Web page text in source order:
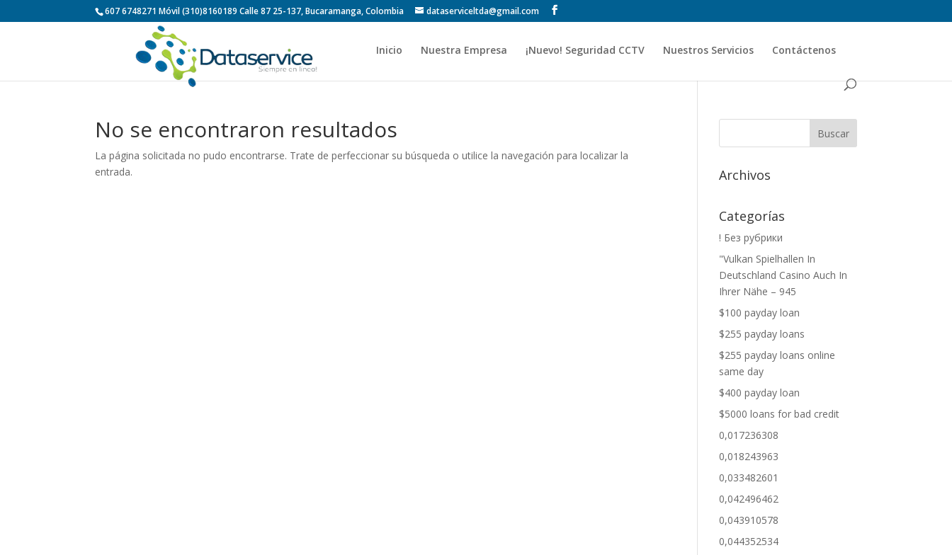
607 6748271 Móvil (310)8160189 Calle 87 25-137, Bucaramanga, Colombia dataserviceltda@gmail.com
Inicio Nuestra Empresa ¡Nuevo! Seguridad CCTV Nuestros Servicios Contáctenos
No se encontraron resultados
La página solicitada no pudo encontrarse. Trate de perfeccionar su búsqueda o utilice la navegación para localizar la
entrada.
Archivos
Categorías
! Без рубрики
"Vulkan Spielhallen In
Deutschland Casino Auch In
Ihrer Nähe – 945
$100 payday loan
$255 payday loans
$255 payday loans online
same day
$400 payday loan
$5000 loans for bad credit
0,017236308
0,018243963
0,033482601
0,042496462
0,043910578
0,044352534